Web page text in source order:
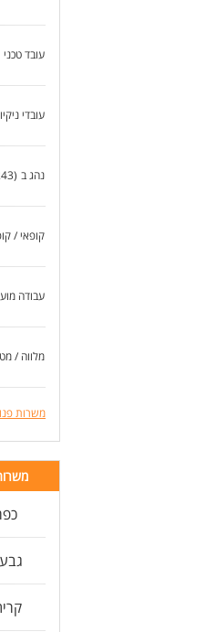
עובד טכני
עובדי
נהג ב (243)
קופאי /
עבודה
מלווה /
משרות